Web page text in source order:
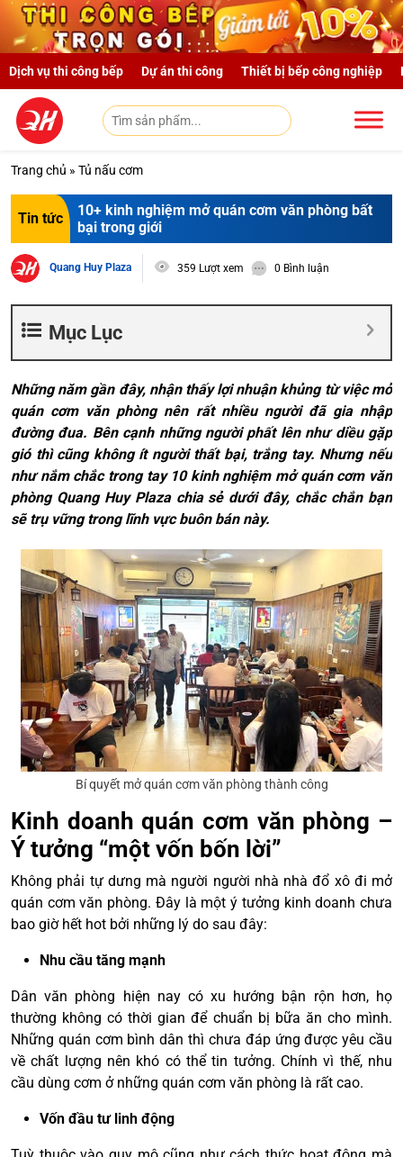
Skip to main content
Dịch vụ thi công bếp Dự án thi công Thiết bị bếp công nghiệp
Trang chủ » Tủ nấu cơm
Tin tức
10+ kinh nghiệm mở quán cơm văn phòng bất
bại trong giới
Quang Huy Plaza 359 Lượt xem 0 Bình luận
Mục Lục
Những năm gần đây, nhận thấy lợi nhuận khủng từ việc mở
quán cơm văn phòng nên rất nhiều người đã gia nhập
đường đua. Bên cạnh những người phất lên như diều gặp
gió thì cũng không ít người thất bại, trắng tay. Nhưng nếu
như nắm chắc trong tay 10 kinh nghiệm mở quán cơm văn
phòng Quang Huy Plaza chia sẻ dưới đây, chắc chắn bạn
sẽ trụ vững trong lĩnh vực buôn bán này.
Bí quyết mở quán cơm văn phòng thành công
Kinh doanh quán cơm văn phòng –
Ý tưởng “một vốn bốn lời”
Không phải tự dưng mà người người nhà nhà đổ xô đi mở
quán cơm văn phòng. Đây là một ý tưởng kinh doanh chưa
bao giờ hết hot bởi những lý do sau đây:
Nhu cầu tăng mạnh
Dân văn phòng hiện nay có xu hướng bận rộn hơn, họ
thường không có thời gian để chuẩn bị bữa ăn cho mình.
Những quán cơm bình dân thì chưa đáp ứng được yêu cầu
về chất lượng nên khó có thể tin tưởng. Chính vì thế, nhu
cầu dùng cơm ở những quán cơm văn phòng là rất cao.
Vốn đầu tư linh động